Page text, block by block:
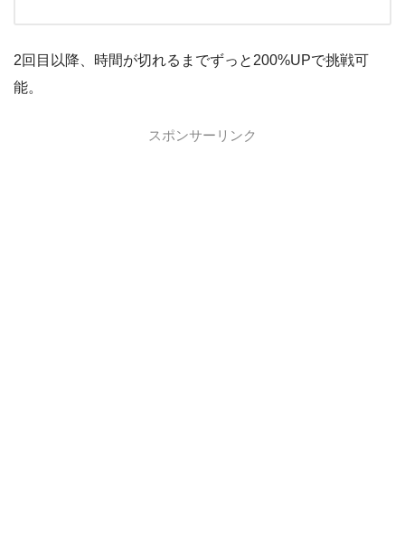
2回目以降、時間が切れるまでずっと200%UPで挑戦可
能。
スポンサーリンク